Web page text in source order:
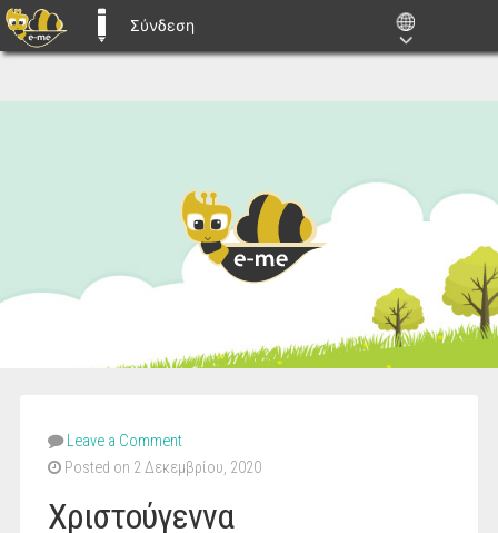
E-ME BLOGS
Σύνδεση
Leave a Comment
Posted on 2 Δεκεμβρίου, 2020
Χριστούγεννα